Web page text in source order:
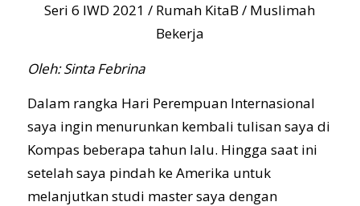
Seri 6 IWD 2021 / Rumah KitaB / Muslimah
Bekerja
Oleh: Sinta Febrina
Dalam rangka Hari Perempuan Internasional
saya ingin menurunkan kembali tulisan saya di
Kompas beberapa tahun lalu. Hingga saat ini
setelah saya pindah ke Amerika untuk
melanjutkan studi master saya dengan